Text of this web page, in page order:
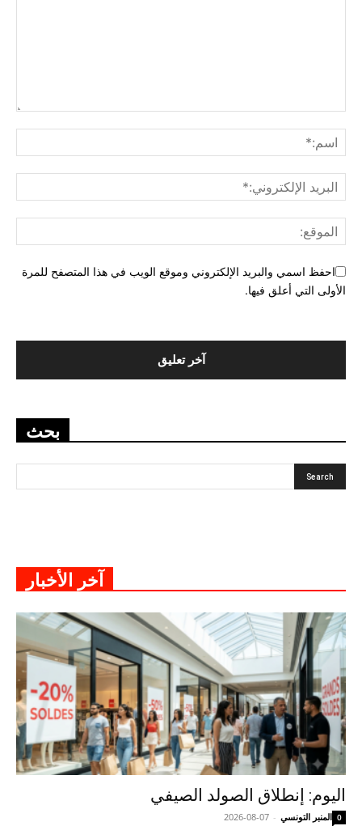
احفظ اسمي والبريد الإلكتروني وموقع الويب في هذا المتصفح للمرة
الأولى التي أعلق فيها.
بحث
آخر الأخبار
اليوم: إنطلاق الصولد الصيفي
المنبر التونسي -
2026-08-07 0